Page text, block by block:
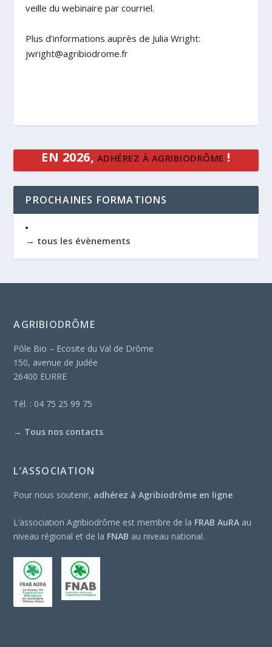
veille du webinaire par courriel.
Plus d’informations auprès de Julia Wright:
jwright@agribiodrome.fr
EN 2026, ADHÉREZ À AGRIBIODRÔME !
PROCHAINES FORMATIONS
→ tous les évènements
AGRIBIODRÔME
Pôle Bio – Ecosite du Val de Drôme
150, avenue de Judée
26400 EURRE
Tél. : 04 75 25 99 75
→ Tous nos contacts
L’ASSOCIATION
Pour nous soutenir, adhérez à Agribiodrôme en ligne.
L’association Agribiodrôme est membre de la FRAB AuRA au
niveau régional et de la FNAB au niveau national.